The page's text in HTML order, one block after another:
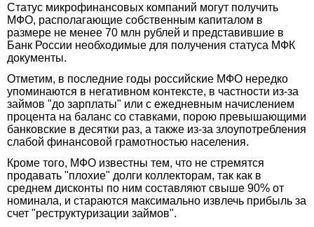
Статус микрофинансовых компаний могут получить
МФО, располагающие собственным капиталом в
размере не менее 70 млн рублей и представившие в
Банк России необходимые для получения статуса МФК
документы.
Отметим, в последние годы российские МФО нередко
упоминаются в негативном контексте, в частности из-за
займов "до зарплаты" или с ежедневным начислением
процента на баланс со ставками, порою превышающими
банковские в десятки раз, а также из-за злоупотребления
слабой финансовой грамотностью населения.
Кроме того, МФО известны тем, что не стремятся
продавать "плохие" долги коллекторам, так как в
среднем дисконты по ним составляют свыше 90% от
номинала, и стараются максимально извлечь прибыль за
счет "реструктуризации займов".